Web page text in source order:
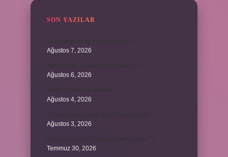
SON YAZILAR
Ağustos 7, 2026
Ağustos 6, 2026
Ağustos 4, 2026
Ağustos 3, 2026
Temmuz 30, 2026